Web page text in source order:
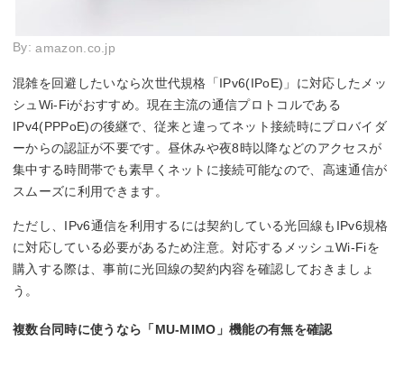
By:amazon.co.jp
混雑を回避したいなら次世代規格「IPv6(IPoE)」に対応したメッ
シュWi-Fiがおすすめ。現在主流の通信プロトコルである
IPv4(PPPoE)の後継で、従来と違ってネット接続時にプロバイダ
ーからの認証が不要です。昼休みや夜8時以降などのアクセスが
集中する時間帯でも素早くネットに接続可能なので、高速通信が
スムーズに利用できます。
ただし、IPv6通信を利用するには契約している光回線もIPv6規格
に対応している必要があるため注意。対応するメッシュWi-Fiを
購入する際は、事前に光回線の契約内容を確認しておきましょ
う。
複数台同時に使うなら「MU-MIMO」機能の有無を確認